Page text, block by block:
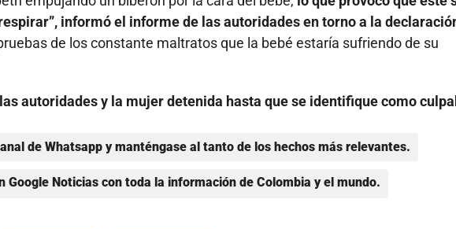
informó el informe de las autoridades en torno a la
de los constante maltratos que la bebé estaría sufriendo de su
autoridades y la mujer detenida hasta que se identifique como
de Whatsapp y manténgase al tanto de los hechos más relevantes.
Google Noticias con toda la información de Colombia y el mundo.